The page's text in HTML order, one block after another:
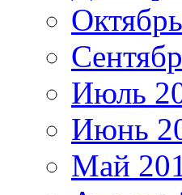
Июль
Июнь
Май